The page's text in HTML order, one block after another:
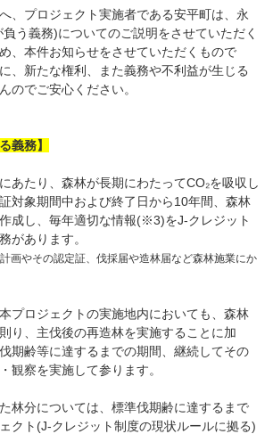
、プロジェクト実施者である安平町は、永
う義務)についてのご説明をさせていただく
、本件お知らせをさせていただくもので
、新たな権利、また義務や不利益が生じる
のでご安心ください。
義務】
あたり、森林が長期にわたってCO₂を吸収し
対象期間中および終了日から10年間、森林
成し、毎年適切な情報(※3)をJ-クレジット
があります。
画やその認定証、伐採届や造林届など森林施業にか
プロジェクトの実施地内においても、森林
り、主伐後の再造林を実施することに加
期齢等に達するまでの期間、継続してその
観察を実施して参ります。
林分については、標準伐期齢に達するまで
クト(J-クレジット制度の現状ルールに拠る)